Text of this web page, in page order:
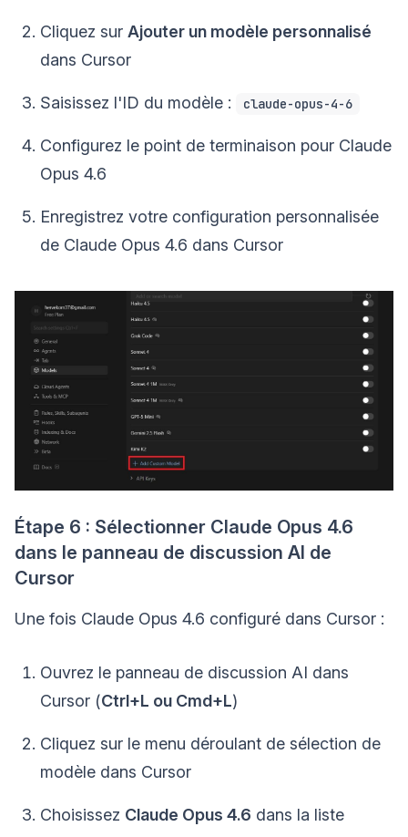
Cliquez sur Ajouter un modèle personnalisé
dans Cursor
Saisissez l'ID du modèle : claude-opus-4-6
Configurez le point de terminaison pour Claude
Opus 4.6
Enregistrez votre configuration personnalisée
de Claude Opus 4.6 dans Cursor
Étape 6 : Sélectionner Claude Opus 4.6
dans le panneau de discussion AI de
Cursor
Une fois Claude Opus 4.6 configuré dans Cursor :
Ouvrez le panneau de discussion AI dans
Cursor (Ctrl+L ou Cmd+L)
Cliquez sur le menu déroulant de sélection de
modèle dans Cursor
Choisissez Claude Opus 4.6 dans la liste